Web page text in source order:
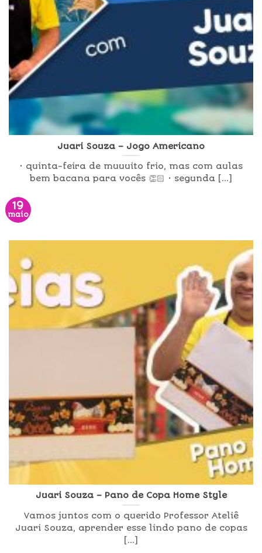
Juari Souza – Jogo Americano
• quinta-feira de muuuito frio, mas com aulas
bem bacana para vocês 👏🏻 • segunda [...]
19
maio
Juari Souza – Pano de Copa Home Style
Vamos juntos com o querido Professor Ateliê
Juari Souza, aprender esse lindo pano de copas
[...]